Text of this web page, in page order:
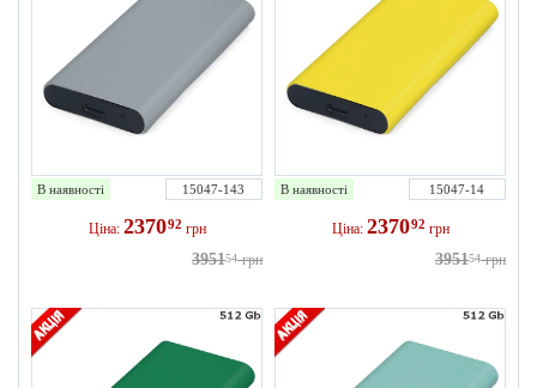
В наявності 15047-143
Ціна: 237092 грн
395154 грн
В наявності 15047-14
Ціна: 237092 грн
395154 грн